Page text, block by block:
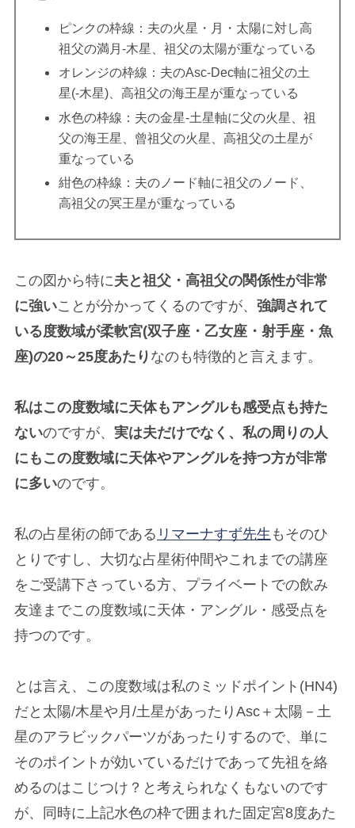
ピンクの枠線：夫の火星・月・太陽に対し高
祖父の満月-木星、祖父の太陽が重なっている
オレンジの枠線：夫のAsc-Dec軸に祖父の土
星(-木星)、高祖父の海王星が重なっている
水色の枠線：夫の金星-土星軸に父の火星、祖
父の海王星、曾祖父の火星、高祖父の土星が
重なっている
紺色の枠線：夫のノード軸に祖父のノード、
高祖父の冥王星が重なっている
この図から特に夫と祖父・高祖父の関係性が非常
に強いことが分かってくるのですが、 強調されて
いる度数域が柔軟宮(双子座・乙女座・射手座・魚
座)の20～25度あたり なのも特徴的と言えます。
私はこの度数域に天体もアングルも感受点も持た
ないのですが、 実は夫だけでなく、私の周りの人
にもこの度数域に天体やアングルを持つ方が非常
に多いのです。
私の占星術の師である リマーナすず先生 もそのひ
とりですし、大切な占星術仲間やこれまでの講座
をご受講下さっている方、プライベートでの飲み
友達までこの度数域に天体・アングル・感受点を
持つのです。
とは言え、この度数域は私のミッドポイント(HN4)
だと太陽/木星や月/土星があったりAsc＋太陽－土
星のアラビックパーツがあったりするので、単に
そのポイントが効いているだけであって先祖を絡
めるのはこじつけ？と考えられなくもないのです
が、同時に上記水色の枠で囲まれた固定宮8度あた